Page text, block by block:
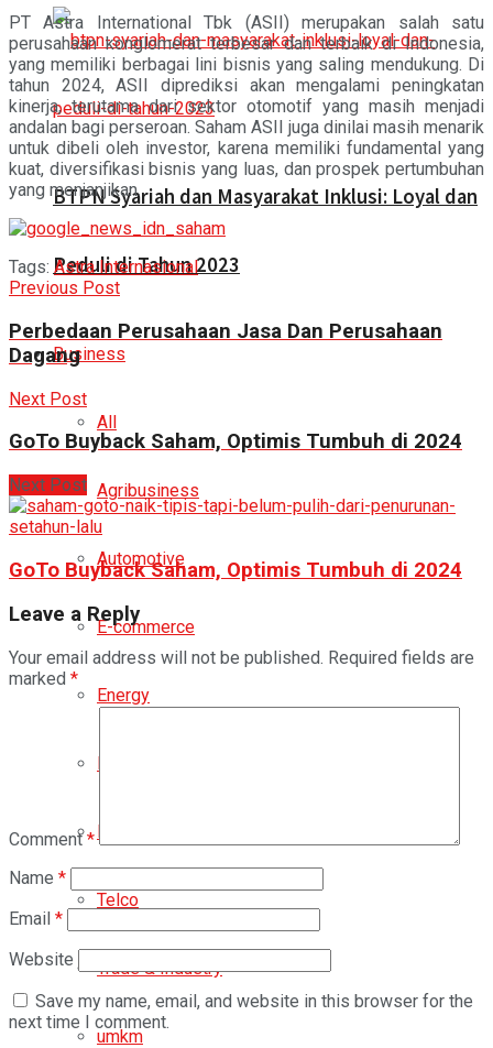
BTPN Syariah dan Masyarakat Inklusi: Loyal dan
Peduli di Tahun 2023
Business
All
Agribusiness
Automotive
E-commerce
Energy
Infrastructure
Property
Telco
Trade & Industry
umkm
PT Astra International Tbk (ASII) merupakan salah satu
perusahaan konglomerat terbesar dan terbaik di Indonesia,
yang memiliki berbagai lini bisnis yang saling mendukung. Di
tahun 2024, ASII diprediksi akan mengalami peningkatan
kinerja, terutama dari sektor otomotif yang masih menjadi
andalan bagi perseroan. Saham ASII juga dinilai masih menarik
untuk dibeli oleh investor, karena memiliki fundamental yang
kuat, diversifikasi bisnis yang luas, dan prospek pertumbuhan
yang menjanjikan.
Tags: Astra Internasional
Previous Post
Perbedaan Perusahaan Jasa Dan Perusahaan
Dagang
Next Post
GoTo Buyback Saham, Optimis Tumbuh di 2024
Next Post
GoTo Buyback Saham, Optimis Tumbuh di 2024
Leave a Reply
Your email address will not be published. Required fields are
marked *
Comment*
Name *
Email *
Website
Save my name, email, and website in this browser for the
next time I comment.